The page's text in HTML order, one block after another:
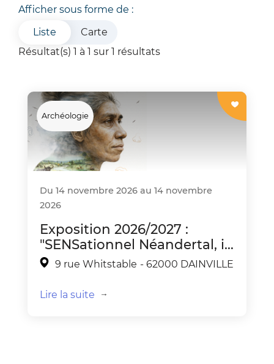
Résultat(s) 1 à 1 sur 1 résultats
Afficher sous forme de :
Liste
Carte
Archéologie
Du 14 novembre 2026 au 14 novembre
2026
Exposition 2026/2027 :
"SENSationnel Néandertal, il
y 240 000 ans à Biache-
9 rue Whitstable - 62000 DAINVILLE
Lire la suite